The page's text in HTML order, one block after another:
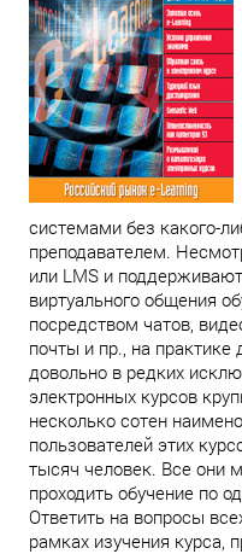
системами без какого-
преподавателем.
или LMS и
виртуального общения
посредством чатов,
почты и пр., на
довольно в редких
электронных курсов
несколько сотен
пользователей этих
тысяч человек. Все они
проходить обучение по
Ответить на вопросы
рамках изучения курса,